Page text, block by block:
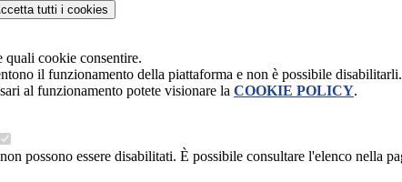
tutti i cookies
quali cookie consentire.
il funzionamento della piattaforma e non è possibile disabilitarli.
al funzionamento potete visionare la COOKIE POLICY.
possono essere disabilitati. È possibile consultare l'elenco nella